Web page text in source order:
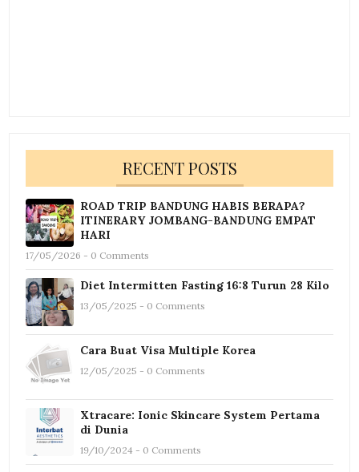
RECENT POSTS
ROAD TRIP BANDUNG HABIS BERAPA?
ITINERARY JOMBANG-BANDUNG EMPAT
HARI
17/05/2026 - 0 Comments
Diet Intermitten Fasting 16:8 Turun 28 Kilo
13/05/2025 - 0 Comments
Cara Buat Visa Multiple Korea
12/05/2025 - 0 Comments
Xtracare: Ionic Skincare System Pertama
di Dunia
19/10/2024 - 0 Comments